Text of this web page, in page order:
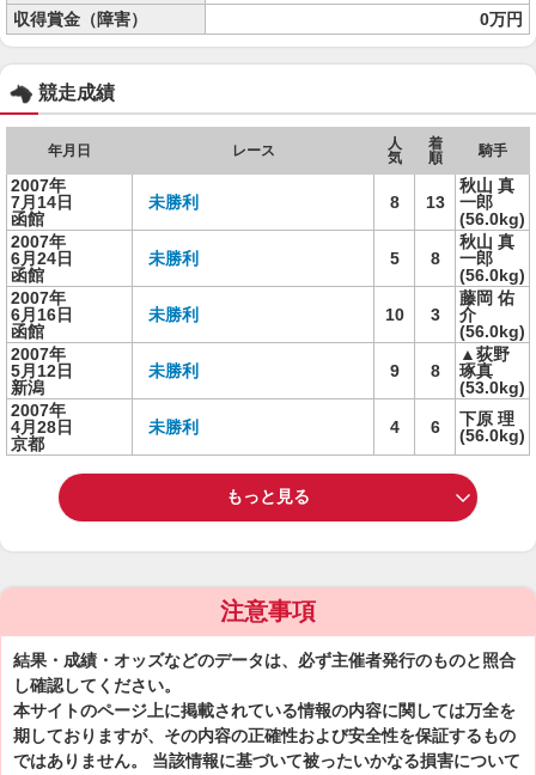
収得賞金（障害）
0万円
競走成績
年月日 レース
人
気
着
順
騎手
2007年
7月14日
函館
未勝利 8 13
秋山 真
一郎
(56.0kg)
2007年
6月24日
函館
未勝利 5 8
秋山 真
一郎
(56.0kg)
2007年
6月16日
函館
未勝利 10 3
藤岡 佑
介
(56.0kg)
2007年
5月12日
新潟
未勝利 9 8
▲荻野
琢真
(53.0kg)
2007年
4月28日
京都
未勝利 4 6
下原 理
(56.0kg)
もっと見る
注意事項
結果・成績・オッズなどのデータは、必ず主催者発行のものと照合
し確認してください。
本サイトのページ上に掲載されている情報の内容に関しては万全を
期しておりますが、その内容の正確性および安全性を保証するもの
ではありません。 当該情報に基づいて被ったいかなる損害について